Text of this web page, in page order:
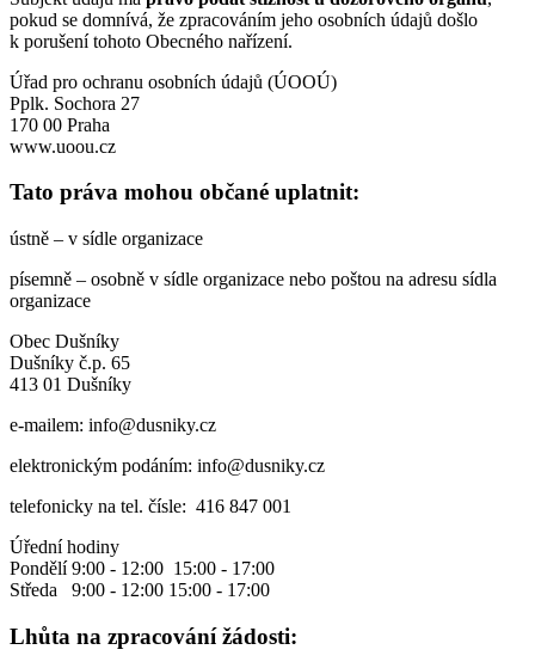
pokud se domnívá, že zpracováním jeho osobních údajů došlo
k porušení tohoto Obecného nařízení.
Úřad pro ochranu osobních údajů (ÚOOÚ)
Pplk. Sochora 27
170 00 Praha
www.uoou.cz
Tato práva mohou občané uplatnit:
ústně – v sídle organizace
písemně – osobně v sídle organizace nebo poštou na adresu sídla
organizace
Obec Dušníky
Dušníky č.p. 65
413 01 Dušníky
e-mailem: info@dusniky.cz
elektronickým podáním: info@dusniky.cz
telefonicky na tel. čísle: 416 847 001
Úřední hodiny
Pondělí 9:00 - 12:00 15:00 - 17:00
Středa 9:00 - 12:00 15:00 - 17:00
Lhůta na zpracování žádosti: